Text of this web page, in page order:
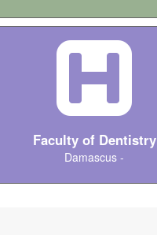
Faculty of Dentistry
Damascus -
كليات Medicine